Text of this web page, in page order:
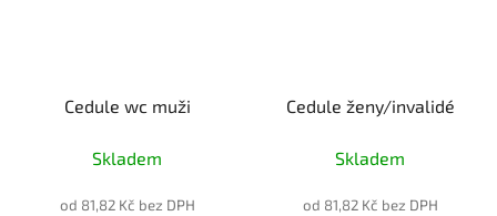
Cedule wc muži
Skladem
od 81,82 Kč bez DPH
Cedule ženy/invalidé
Skladem
od 81,82 Kč bez DPH